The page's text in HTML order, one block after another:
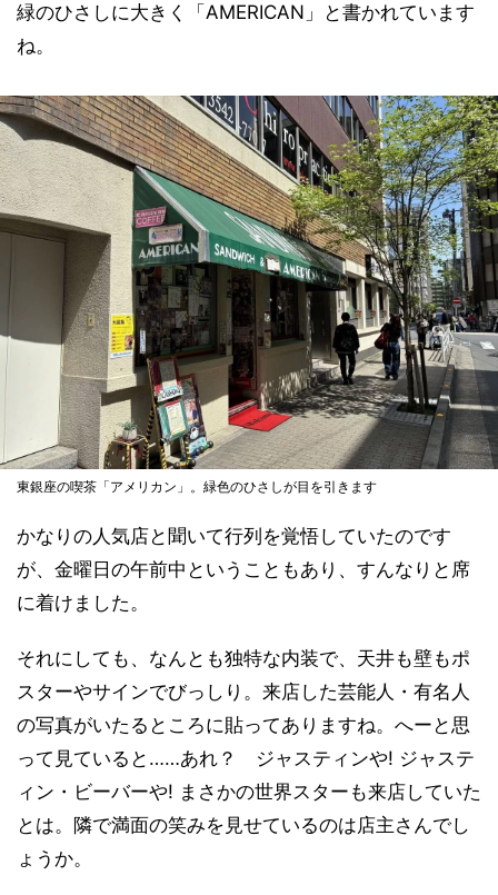
緑のひさしに大きく「AMERICAN」と書かれています
ね。
東銀座の喫茶「アメリカン」。緑色のひさしが目を引きます
かなりの人気店と聞いて行列を覚悟していたのです
が、金曜日の午前中ということもあり、すんなりと席
に着けました。
それにしても、なんとも独特な内装で、天井も壁もポ
スターやサインでびっしり。来店した芸能人・有名人
の写真がいたるところに貼ってありますね。へーと思
って見ていると……あれ？ ジャスティンや! ジャステ
ィン・ビーバーや! まさかの世界スターも来店していた
とは。隣で満面の笑みを見せているのは店主さんでし
ょうか。